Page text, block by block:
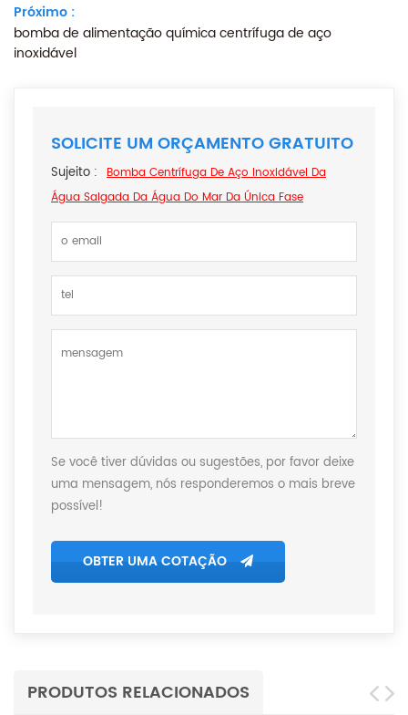
Próximo :
bomba de alimentação química centrífuga de aço
inoxidável
SOLICITE UM ORÇAMENTO GRATUITO
Sujeito : Bomba Centrífuga De Aço Inoxidável Da
Água Salgada Da Água Do Mar Da Única Fase
Se você tiver dúvidas ou sugestões, por favor deixe
uma mensagem, nós responderemos o mais breve
possível!
OBTER UMA COTAÇÃO
PRODUTOS RELACIONADOS